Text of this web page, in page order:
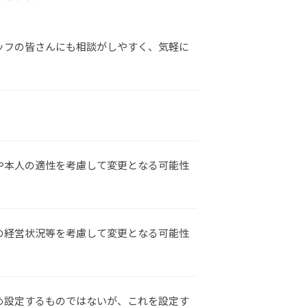
の皆さんにも相談がしやすく、気軽に
人の適性を考慮して変更となる可能性
営状況等を考慮して変更となる可能性
定するものではないが、これを設定す